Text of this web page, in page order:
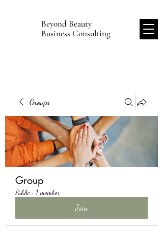
Beyond Beauty
Business Consulting
Groups
Group
Public · 1 member
Join